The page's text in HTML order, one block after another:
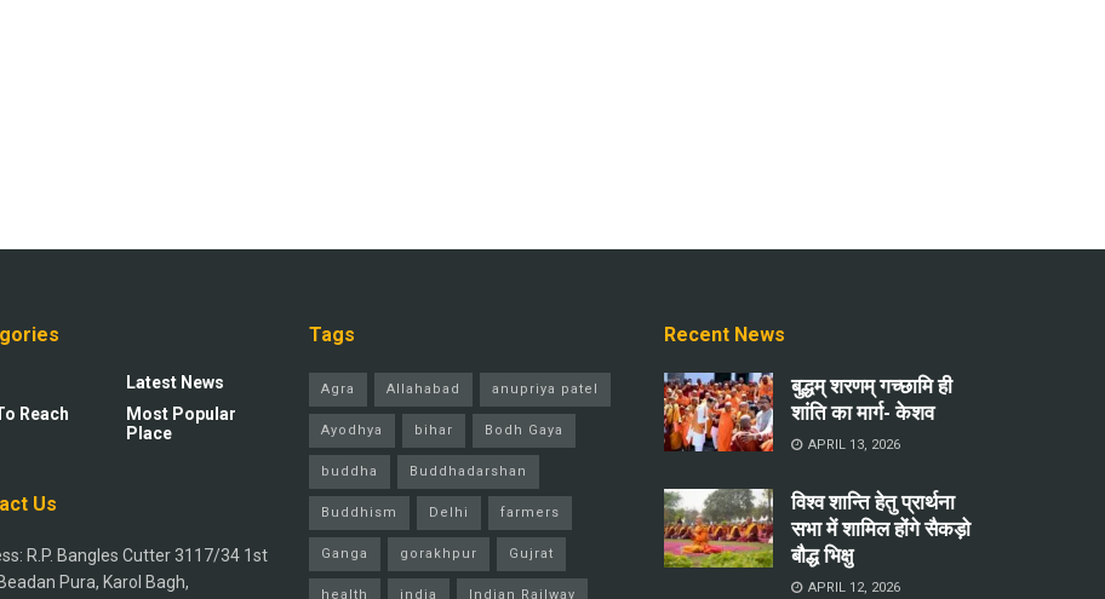
Reach
Latest News
Most Popular
Place
Us
R.P. Bangles Cutter 3117/34 1st
Pura, Karol Bagh,
Tags
Agra Allahabad anupriya patel
Ayodhya bihar Bodh Gaya
buddha Buddhadarshan
Buddhism Delhi farmers
Ganga gorakhpur Gujrat
health india Indian Railway
Recent News
बुद्धम् शरणम् गच्छामि ही
शांति का मार्ग- केशव
APRIL 13, 2026
विश्व शान्ति हेतु प्रार्थना
सभा में शामिल होंगे सैकड़ो
बौद्ध भिक्षु
APRIL 12, 2026